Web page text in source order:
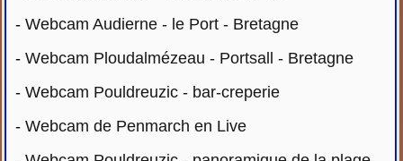
-Webcam Audierne - le Port - Bretagne
-Webcam Ploudalmézeau - Portsall - Bretagne
-Webcam Pouldreuzic - bar-creperie
-Webcam de Penmarch en Live